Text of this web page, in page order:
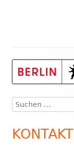
Haupt-
Suchen
nach:
KONTAKT